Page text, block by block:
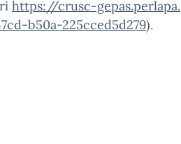
https://crusc-gepas.perlapa.
b50a-225cced5d279).